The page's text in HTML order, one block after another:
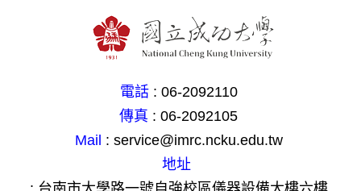
電話 : 06-2092110
傳真 : 06-2092105
Mail : service@imrc.ncku.edu.tw
地址